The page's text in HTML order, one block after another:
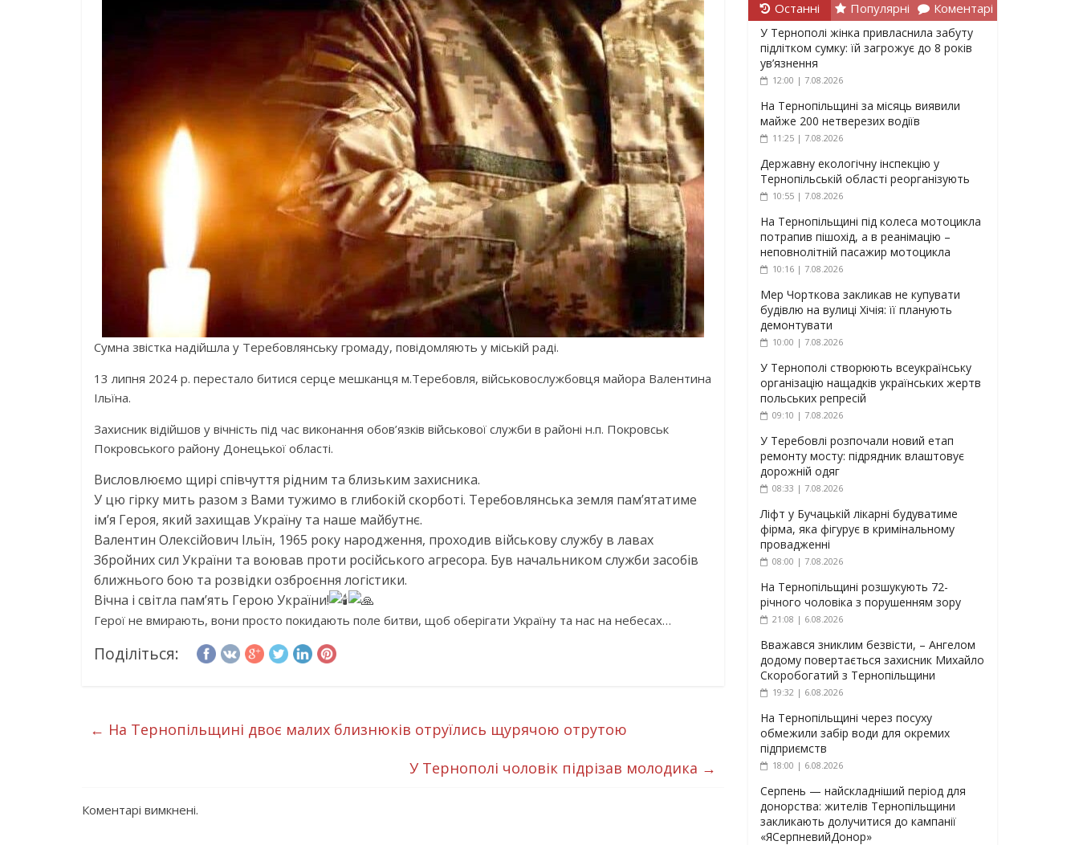
Сумна звістка надійшла у Теребовлянську громаду, повідомляють у міській раді.
13 липня 2024 р. перестало битися серце мешканця м.Теребовля, військовослужбовця майора Валентина
Ільїна.
Захисник відійшов у вічність під час виконання обов’язків військової служби в районі н.п. Покровськ
Покровського району Донецької області.
Висловлюємо щирі співчуття рідним та близьким захисника.
У цю гірку мить разом з Вами тужимо в глибокій скорботі. Теребовлянська земля пам’ятатиме
ім’я Героя, який захищав Україну та наше майбутнє.
Валентин Олексійович Ільїн, 1965 року народження, проходив військову службу в лавах
Збройних сил України та воював проти російського агресора. Був начальником служби засобів
ближнього бою та розвідки озброєння логістики.
Вічна і світла пам’ять Герою України!
Герої не вмирають, вони просто покидають поле битви, щоб оберігати Україну та нас на небесах…
Поділіться:
← На Тернопільщині двоє малих близнюків отруїлись щурячою отрутою
У Тернополі чоловік підрізав молодика →
Коментарі вимкнені.
Останні Популярні Коментарі
У Тернополі жінка привласнила забуту
підлітком сумку: їй загрожує до 8 років
ув’язнення
12:00 | 7.08.2026
На Тернопільщині за місяць виявили
майже 200 нетверезих водіїв
11:25 | 7.08.2026
Державну екологічну інспекцію у
Тернопільській області реорганізують
10:55 | 7.08.2026
На Тернопільщині під колеса мотоцикла
потрапив пішохід, а в реанімацію –
неповнолітній пасажир мотоцикла
10:16 | 7.08.2026
Мер Чорткова закликав не купувати
будівлю на вулиці Хічія: її планують
демонтувати
10:00 | 7.08.2026
У Тернополі створюють всеукраїнську
організацію нащадків українських жертв
польських репресій
09:10 | 7.08.2026
У Теребовлі розпочали новий етап
ремонту мосту: підрядник влаштовує
дорожній одяг
08:33 | 7.08.2026
Ліфт у Бучацькій лікарні будуватиме
фірма, яка фігурує в кримінальному
провадженні
08:00 | 7.08.2026
На Тернопільщині розшукують 72-
річного чоловіка з порушенням зору
21:08 | 6.08.2026
Вважався зниклим безвісти, – Ангелом
додому повертається захисник Михайло
Скоробогатий з Тернопільщини
19:32 | 6.08.2026
На Тернопільщині через посуху
обмежили забір води для окремих
підприємств
18:00 | 6.08.2026
Серпень — найскладніший період для
донорства: жителів Тернопільщини
закликають долучитися до кампанії
«ЯСерпневийДонор»